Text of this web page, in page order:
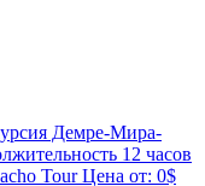
Демре-Мира-
12 часов
TourЦена от: 0$